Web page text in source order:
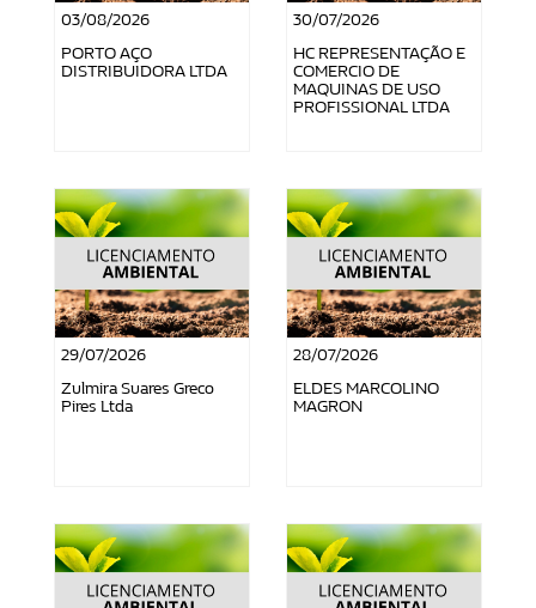
03/08/2026
PORTO AÇO
DISTRIBUIDORA LTDA
30/07/2026
HC REPRESENTAÇÃO E
COMERCIO DE
MAQUINAS DE USO
PROFISSIONAL LTDA
29/07/2026
Zulmira Suares Greco
Pires Ltda
28/07/2026
ELDES MARCOLINO
MAGRON